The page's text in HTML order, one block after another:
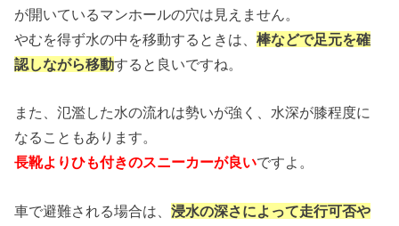
が開いているマンホールの穴は見えません。
やむを得ず水の中を移動するときは、棒などで足元を確
認しながら移動すると良いですね。
また、氾濫した水の流れは勢いが強く、水深が膝程度に
なることもあります。
長靴よりひも付きのスニーカーが良いですよ。
車で避難される場合は、浸水の深さによって走行可否や